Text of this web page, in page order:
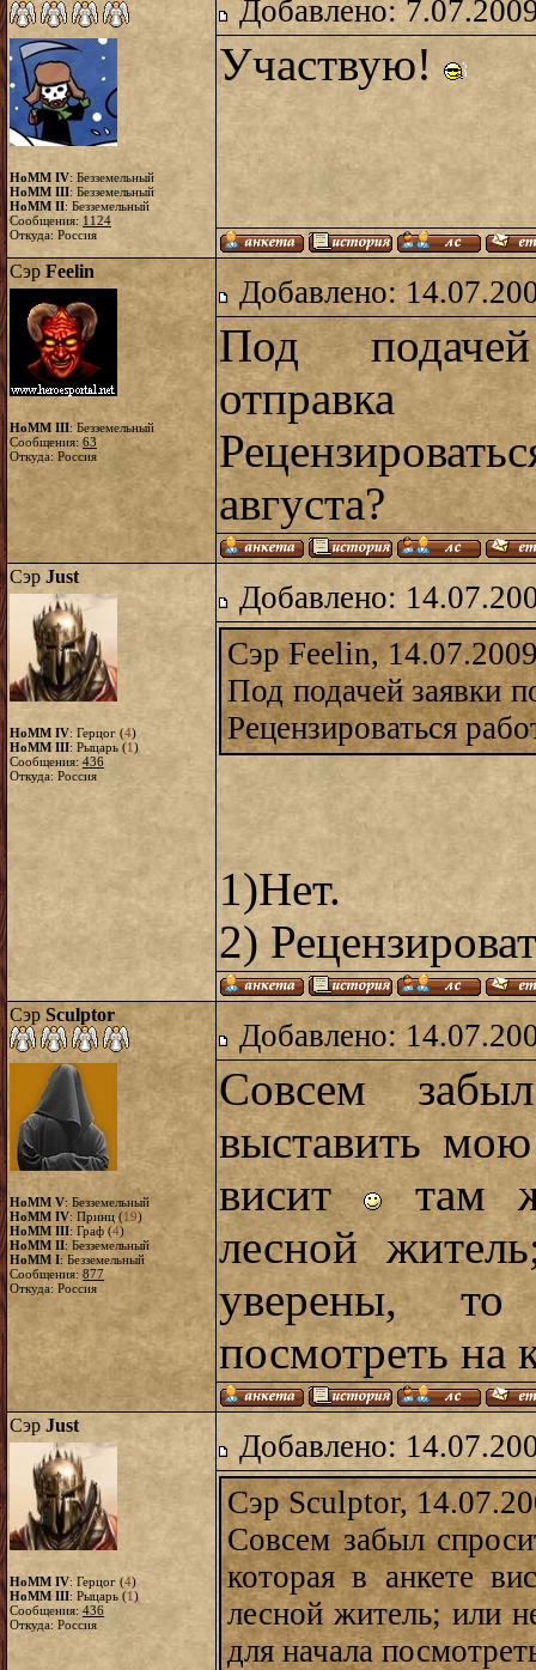
HoMM IV: Безземельный
HoMM III: Безземельный
HoMM II: Безземельный
Сообщения: 1124
Откуда: Россия
Добавлено:
Участвую!
Сэр Feelin
HoMM III: Безземельный
Сообщения: 63
Откуда: Россия
Добавлено:
Под
отправка
августа?
Сэр Just
HoMM IV: Герцог (4)
HoMM III: Рыцарь (1)
Сообщения:436
Откуда: Россия
Добавлено:
Сэр Feelin,
Под подачей заявки
Рецензироваться
1)Нет.
2)
Сэр Sculptor
HoMM V: Безземельный
HoMM IV: Принц (19)
HoMM III: Граф (4)
HoMM II: Безземельный
HoMM I: Безземельный
Сообщения: 877
Откуда: Россия
Добавлено:
Совсем
выставить мою
висит там
лесной
уверены,
посмотреть на
Сэр Just
HoMM IV: Герцог (4)
HoMM III: Рыцарь (1)
Сообщения:436
Откуда: Россия
Добавлено:
Сэр Sculptor,
Совсем забыл
которая в анкете
лесной житель; или
для начала